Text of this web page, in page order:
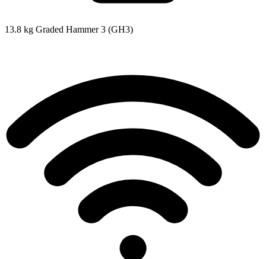
13.8 kg Graded Hammer 3 (GH3)